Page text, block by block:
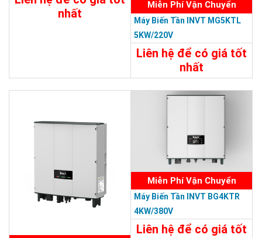
nhất
Miễn Phí Vận Chuyển
Máy Biến Tần INVT MG5KTL
5KW/220V
Liên hệ để có giá tốt
nhất
Miễn Phí Vận Chuyển
Máy Biến Tần INVT BG4KTR
4KW/380V
Liên hệ để có giá tốt